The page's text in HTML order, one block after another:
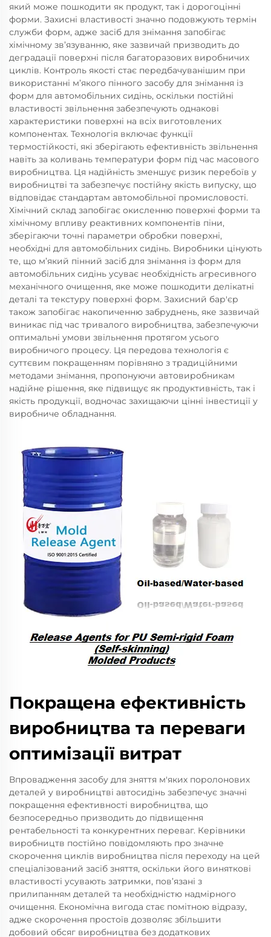
який може пошкодити як продукт, так і дорогоцінні
форми. Захисні властивості значно подовжують термін
служби форм, адже засіб для знімання запобігає
хімічному зв’язуванню, яке зазвичай призводить до
деградації поверхні після багаторазових виробничих
циклів. Контроль якості стає передбачуванішим при
використанні м’якого пінного засобу для знімання із
форм для автомобільних сидінь, оскільки постійні
властивості звільнення забезпечують однакові
характеристики поверхні на всіх виготовлених
компонентах. Технологія включає функції
термостійкості, які зберігають ефективність звільнення
навіть за коливань температури форм під час масового
виробництва. Ця надійність зменшує ризик перебоїв у
виробництві та забезпечує постійну якість випуску, що
відповідає стандартам автомобільної промисловості.
Хімічний склад запобігає окисленню поверхні форми та
хімічному впливу реактивних компонентів піни,
зберігаючи точні параметри обробки поверхні,
необхідні для автомобільних сидінь. Виробники цінують
те, що м’який пінний засіб для знімання із форм для
автомобільних сидінь усуває необхідність агресивного
механічного очищення, яке може пошкодити делікатні
деталі та текстуру поверхні форм. Захисний бар'єр
також запобігає накопиченню забруднень, яке зазвичай
виникає під час тривалого виробництва, забезпечуючи
оптимальні умови звільнення протягом усього
виробничого процесу. Ця передова технологія є
суттєвим покращенням порівняно з традиційними
методами знімання, пропонуючи автовиробникам
надійне рішення, яке підвищує як продуктивність, так і
якість продукції, водночас захищаючи цінні інвестиції у
виробниче обладнання.
Покращена ефективність
виробництва та переваги
оптимізації витрат
Впровадження засобу для зняття м'яких поролонових
деталей у виробництві автосидінь забезпечує значні
покращення ефективності виробництва, що
безпосередньо призводить до підвищення
рентабельності та конкурентних переваг. Керівники
виробництв постійно повідомляють про значне
скорочення циклів виробництва після переходу на цей
спеціалізований засіб зняття, оскільки його виняткові
властивості усувають затримки, пов’язані з
прилипанням деталей та необхідністю надмірного
очищення. Економічна вигода стає помітною відразу,
адже скорочення простоїв дозволяє збільшити
добовий обсяг виробництва без додаткових